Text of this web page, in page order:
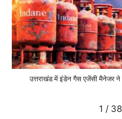
उत्तराखंड में इंडेन गैस एजेंसी मैनेजर
1 /